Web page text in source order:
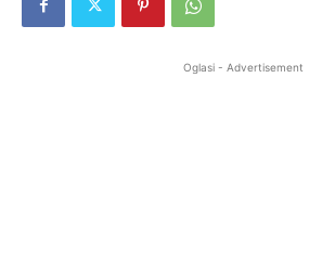
Oglasi - Advertisement